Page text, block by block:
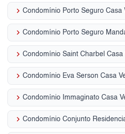
keyboard_arrow_right Condomínio Porto Seguro Casa
keyboard_arrow_right Condomínio Porto Seguro
keyboard_arrow_right Condomínio Saint Charbel Casa
keyboard_arrow_right Condomínio Eva Serson Casa
keyboard_arrow_right Condomínio Immaginato Casa
keyboard_arrow_right